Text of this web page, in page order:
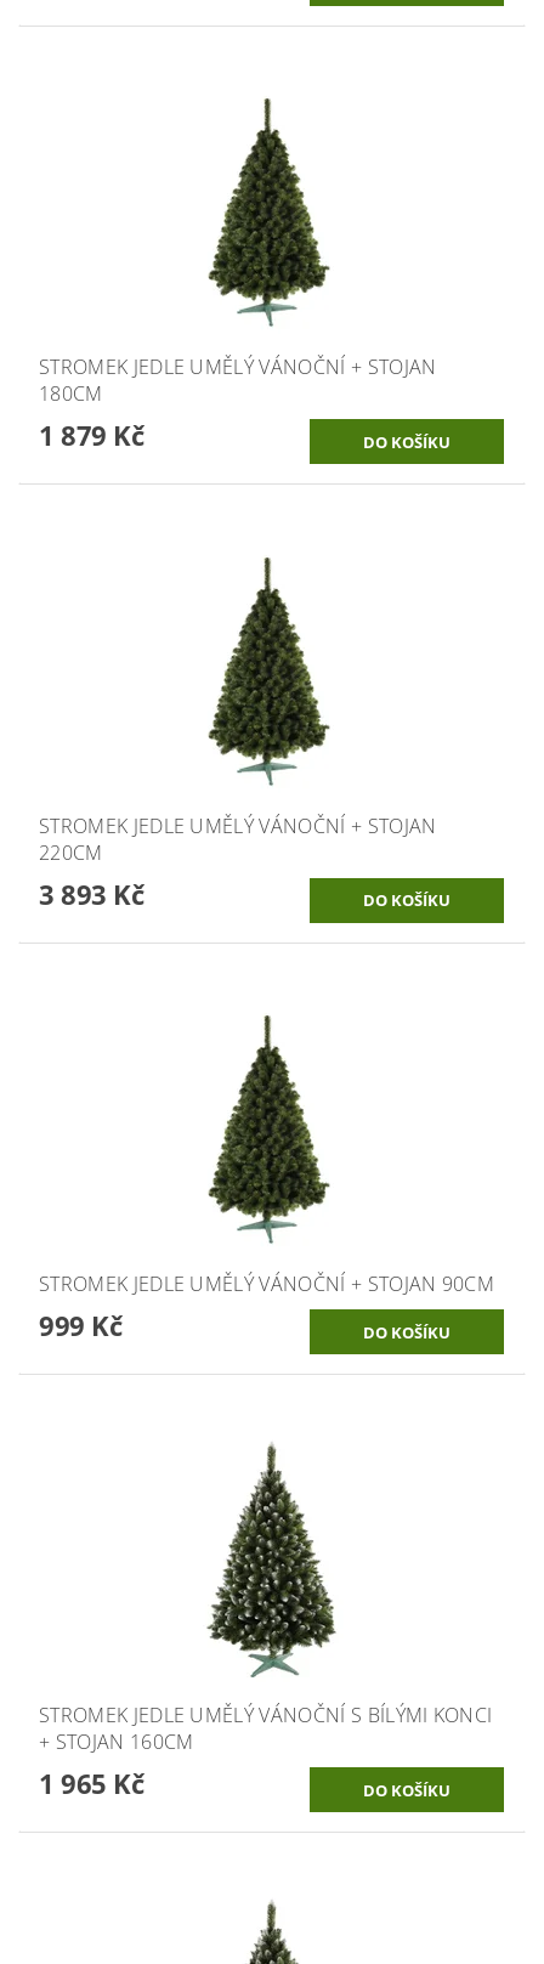
STROMEK JEDLE UMĚLÝ VÁNOČNÍ + STOJAN
180CM
1 879 Kč
STROMEK JEDLE UMĚLÝ VÁNOČNÍ + STOJAN
220CM
3 893 Kč
STROMEK JEDLE UMĚLÝ VÁNOČNÍ + STOJAN 90CM
999 Kč
STROMEK JEDLE UMĚLÝ VÁNOČNÍ S BÍLÝMI KONCI
+ STOJAN 160CM
1 965 Kč